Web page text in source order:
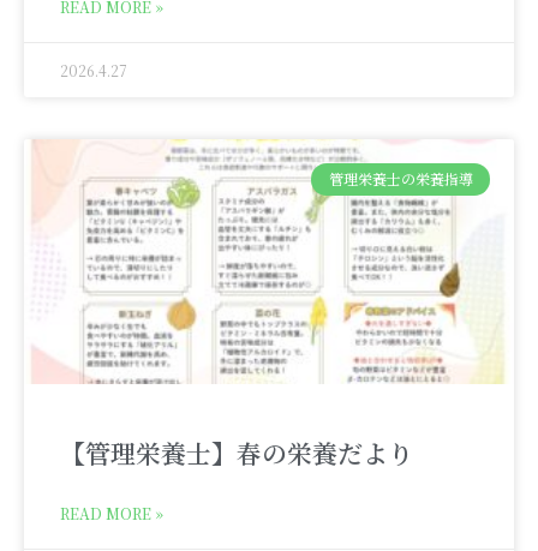
READ MORE »
2026.4.27
管理栄養士の栄養指導
【管理栄養士】春の栄養だより
READ MORE »